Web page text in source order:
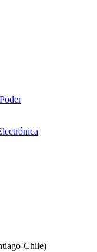
Chile)